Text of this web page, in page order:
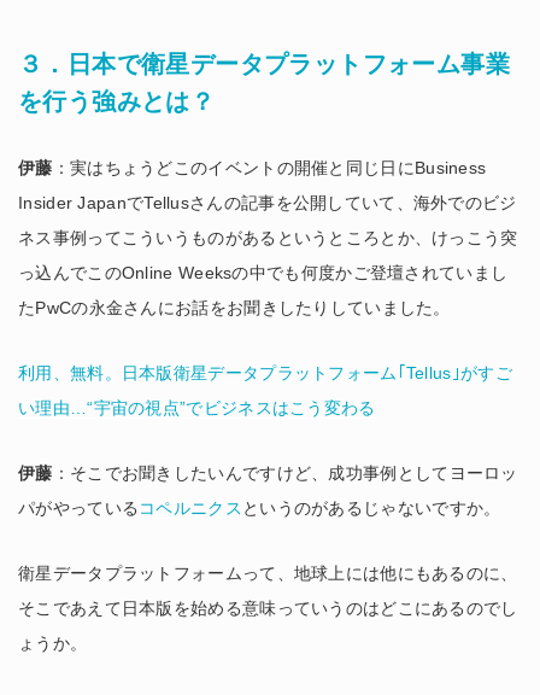
３．日本で衛星データプラットフォーム事業
を行う強みとは？
伊藤 ：実はちょうどこのイベントの開催と同じ日にBusiness
Insider JapanでTellusさんの記事を公開していて、海外でのビジ
ネス事例ってこういうものがあるというところとか、けっこう突
っ込んでこのOnline Weeksの中でも何度かご登壇されていまし
たPwCの永金さんにお話をお聞きしたりしていました。
利用、無料。日本版衛星データプラットフォーム｢Tellus｣がすご
い理由…“宇宙の視点”でビジネスはこう変わる
伊藤 ：そこでお聞きしたいんですけど、成功事例としてヨーロッ
パがやっている コペルニクス というのがあるじゃないですか。
衛星データプラットフォームって、地球上には他にもあるのに、
そこであえて日本版を始める意味っていうのはどこにあるのでし
ょうか。